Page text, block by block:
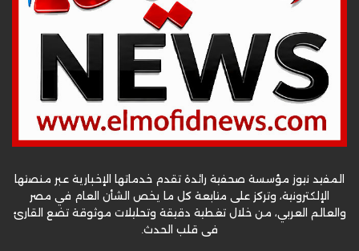
المفيد نيوز مؤسسة صحفية رائدة تقدم خدماتها الإخبارية عبر منصتها
الإلكترونية، وتركز على متابعة كل ما يخص الشأن العام في مصر
والعالم العربي، من خلال تغطية دقيقة وتحليلات موثوقة تضع القارئ
في قلب الحدث.